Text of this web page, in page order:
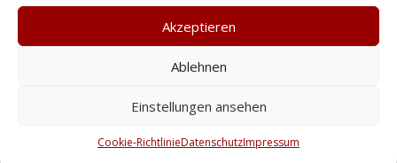
Akzeptieren
Ablehnen
Einstellungen ansehen
Cookie-RichtlinieDatenschutzImpressum
unser Ansatz bei Zentralschutz. Unsere
Dienstleistungen gewährleisten, dass Ihr
Unternehmen störungsfrei läuft, Ihre
Weitere Themen der Region Tipps aus der